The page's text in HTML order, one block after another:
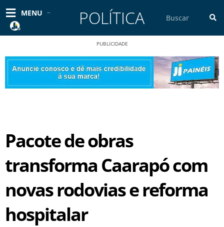
para
conteúdo
MENU POLÍTICA
PUBLICIDADE
Pacote de obras
transforma Caarapó com
novas rodovias e reforma
hospitalar